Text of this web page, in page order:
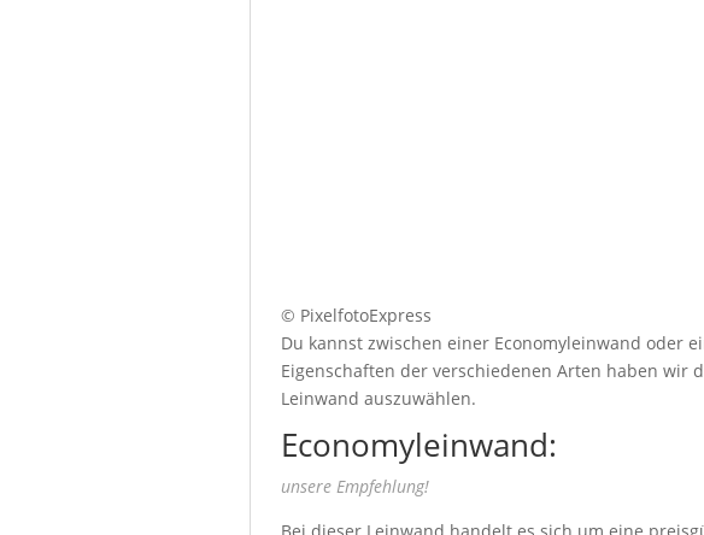
© PixelfotoExpress
Du kannst zwischen einer Economyleinwand oder
Eigenschaften der verschiedenen Arten haben
Leinwand auszuwählen.
Economyleinwand:
unsere Empfehlung!
Bei dieser Leinwand handelt es sich um eine